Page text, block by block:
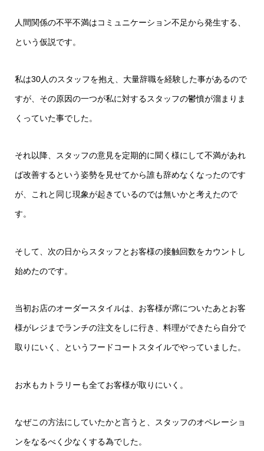
人間関係の不平不満はコミュニケーション不足から発生する、
という仮説です。
私は30人のスタッフを抱え、大量辞職を経験した事があるので
すが、その原因の一つが私に対するスタッフの鬱憤が溜まりま
くっていた事でした。
それ以降、スタッフの意見を定期的に聞く様にして不満があれ
ば改善するという姿勢を見せてから誰も辞めなくなったのです
が、これと同じ現象が起きているのでは無いかと考えたので
す。
そして、次の日からスタッフとお客様の接触回数をカウントし
始めたのです。
当初お店のオーダースタイルは、お客様が席についたあとお客
様がレジまでランチの注文をしに行き、料理ができたら自分で
取りにいく、というフードコートスタイルでやっていました。
お水もカトラリーも全てお客様が取りにいく。
なぜこの方法にしていたかと言うと、スタッフのオペレーショ
ンをなるべく少なくする為でした。